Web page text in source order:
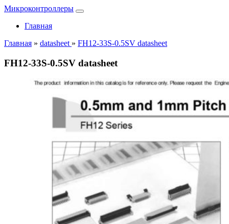
Микроконтроллеры
Главная
Главная » datasheet » FH12-33S-0.5SV datasheet
FH12-33S-0.5SV datasheet